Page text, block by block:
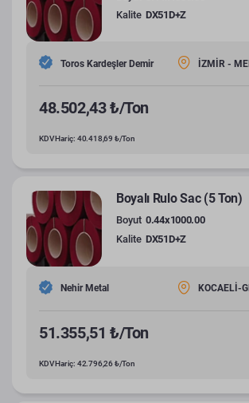
Kalite DX51D+Z
Toros Kardeşler Demir İZMİR -
48.502,43 ₺/Ton
KDV Hariç: 40.418,69 ₺/Ton
Boyalı Rulo Sac (5 Ton)
Boyut 0.44x1000.00
Kalite DX51D+Z
Nehir Metal KOCAELİ-
51.355,51 ₺/Ton
KDV Hariç: 42.796,26 ₺/Ton